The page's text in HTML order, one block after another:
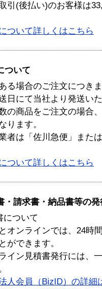
引(後払い)のお客様は
ついて詳しくはこちら
ついて
る場合のご注文につき
日にて当社より発送い
の商品をご注文の場合
ります。
者は「佐川急便」また
ついて詳しくはこちら
・請求書・納品書等の
について
オンラインでは、24時
ができます。
イン見積書発行には、
人会員（BizID）の詳細